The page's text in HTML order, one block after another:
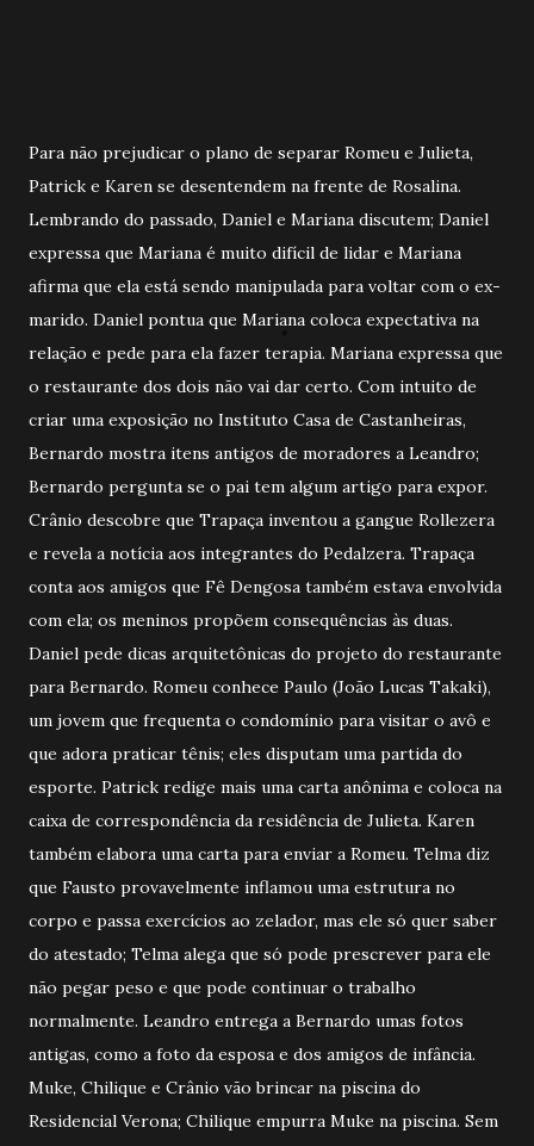
Para não prejudicar o plano de separar Romeu e Julieta,
Patrick e Karen se desentendem na frente de Rosalina.
Lembrando do passado, Daniel e Mariana discutem; Daniel
expressa que Mariana é muito difícil de lidar e Mariana
afirma que ela está sendo manipulada para voltar com o ex-
marido. Daniel pontua que Mariana coloca expectativa na
relação e pede para ela fazer terapia. Mariana expressa que
o restaurante dos dois não vai dar certo. Com intuito de
criar uma exposição no Instituto Casa de Castanheiras,
Bernardo mostra itens antigos de moradores a Leandro;
Bernardo pergunta se o pai tem algum artigo para expor.
Crânio descobre que Trapaça inventou a gangue Rollezera
e revela a notícia aos integrantes do Pedalzera. Trapaça
conta aos amigos que Fê Dengosa também estava envolvida
com ela; os meninos propõem consequências às duas.
Daniel pede dicas arquitetônicas do projeto do restaurante
para Bernardo. Romeu conhece Paulo (João Lucas Takaki),
um jovem que frequenta o condomínio para visitar o avô e
que adora praticar tênis; eles disputam uma partida do
esporte. Patrick redige mais uma carta anônima e coloca na
caixa de correspondência da residência de Julieta. Karen
também elabora uma carta para enviar a Romeu. Telma diz
que Fausto provavelmente inflamou uma estrutura no
corpo e passa exercícios ao zelador, mas ele só quer saber
do atestado; Telma alega que só pode prescrever para ele
não pegar peso e que pode continuar o trabalho
normalmente. Leandro entrega a Bernardo umas fotos
antigas, como a foto da esposa e dos amigos de infância.
Muke, Chilique e Crânio vão brincar na piscina do
Residencial Verona; Chilique empurra Muke na piscina. Sem